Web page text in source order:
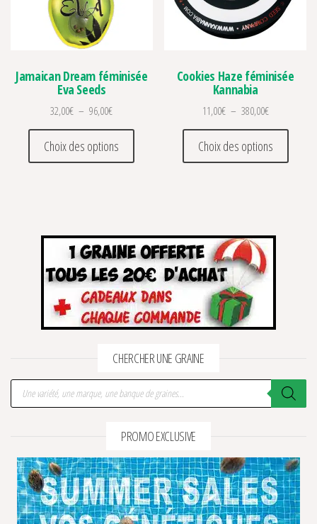
Jamaican Dream féminisée
Eva Seeds
32,00€ – 96,00€Plage de prix : 32,00€ à 96,00€
Choix des options
Ce produit a plusieurs variations. Les
Cookies Haze féminisée
Kannabia
11,00€ – 380,00€Plage de
Choix des options
Ce
CHERCHER UNE GRAINE
Recherche de produits
PROMO EXCLUSIVE